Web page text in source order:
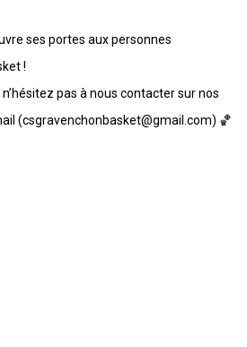
ses portes aux personnes
!
pas à nous contacter sur nos
(csgravenchonbasket@gmail.com) 🏀